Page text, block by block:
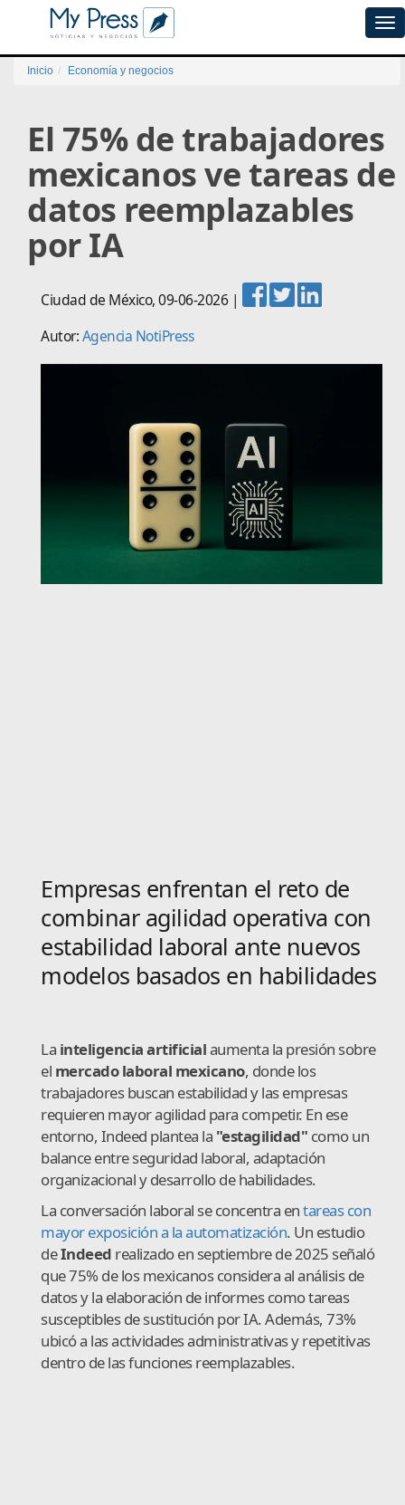
Inicio Economía y negocios
El 75% de trabajadores
mexicanos ve tareas de
datos reemplazables
por IA
Ciudad de México,09-06-2026|
Autor:Agencia NotiPress
Empresas enfrentan el reto de
combinar agilidad operativa con
estabilidad laboral ante nuevos
modelos basados en habilidades
La inteligencia artificialaumenta la presión sobre
el mercado laboral mexicano, donde los
trabajadores buscan estabilidad y las empresas
requieren mayor agilidad para competir. En ese
entorno, Indeed plantea la "estagilidad" como un
balance entre seguridad laboral, adaptación
organizacional y desarrollo de habilidades.
La conversación laboral se concentra entareas con
mayor exposición a la automatización. Un estudio
deIndeed realizado en septiembre de 2025 señaló
que 75% de los mexicanos considera al análisis de
datos y la elaboración de informes como tareas
susceptibles de sustitución por IA. Además, 73%
ubicó a las actividades administrativas y repetitivas
dentro de las funciones reemplazables.